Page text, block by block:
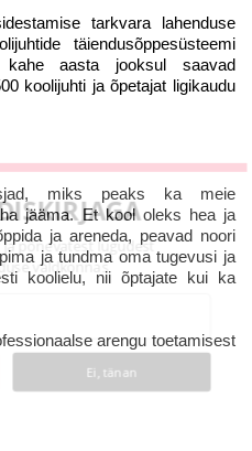
tarkvara lahenduse
täiendusõppesüsteemi
kahe aasta jooksul saavad
koolijuhti ja õpetajat ligikaudu
miks peaks ka meie
jääma. Et kool oleks hea ja
ja areneda, peavad noori
ja tundma oma tugevusi ja
koolielu, nii õptajate kui ka
arengu toetamisest
põnevatest lugudest
valdkonnas
Ei, tänan